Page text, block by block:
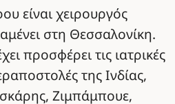
είναι χειρουργός
στη Θεσσαλονίκη.
προσφέρει τις ιατρικές
της Ινδίας,
Ζιμπάμπουε,